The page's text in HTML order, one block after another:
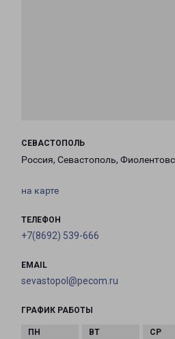
СЕВАСТОПОЛЬ
Россия, Севастополь,
на карте
ТЕЛЕФОН
+7(8692) 539-666
EMAIL
sevastopol@pecom.ru
ГРАФИК РАБОТЫ